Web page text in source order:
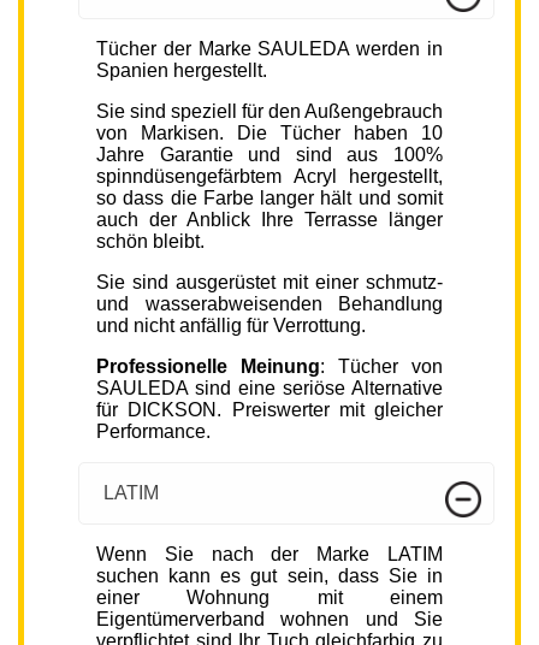
Tücher der Marke SAULEDA werden in
Spanien hergestellt.
Sie sind speziell für den Außengebrauch
von Markisen. Die Tücher haben 10
Jahre Garantie und sind aus 100%
spinndüsengefärbtem Acryl hergestellt,
so dass die Farbe langer hält und somit
auch der Anblick Ihre Terrasse länger
schön bleibt.
Sie sind ausgerüstet mit einer schmutz-
und wasserabweisenden Behandlung
und nicht anfällig für Verrottung.
Professionelle Meinung: Tücher von
SAULEDA sind eine seriöse Alternative
für DICKSON. Preiswerter mit gleicher
Performance.
LATIM
Wenn Sie nach der Marke LATIM
suchen kann es gut sein, dass Sie in
einer Wohnung mit einem
Eigentümerverband wohnen und Sie
verpflichtet sind Ihr Tuch gleichfarbig zu